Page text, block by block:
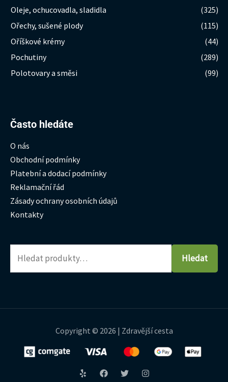
Oleje, ochucovadla, sladidla
(325)
Ořechy, sušené plody
(115)
Oříškové krémy
(44)
Pochutiny
(289)
Polotovary a směsi
(99)
Často hledáte
O nás
Obchodní podmínky
Platební a dodací podmínky
Reklamační řád
Zásady ochrany osobních údajů
Kontakty
Hledat:
Hledat
Copyright © 2026 | Zdravější cesta